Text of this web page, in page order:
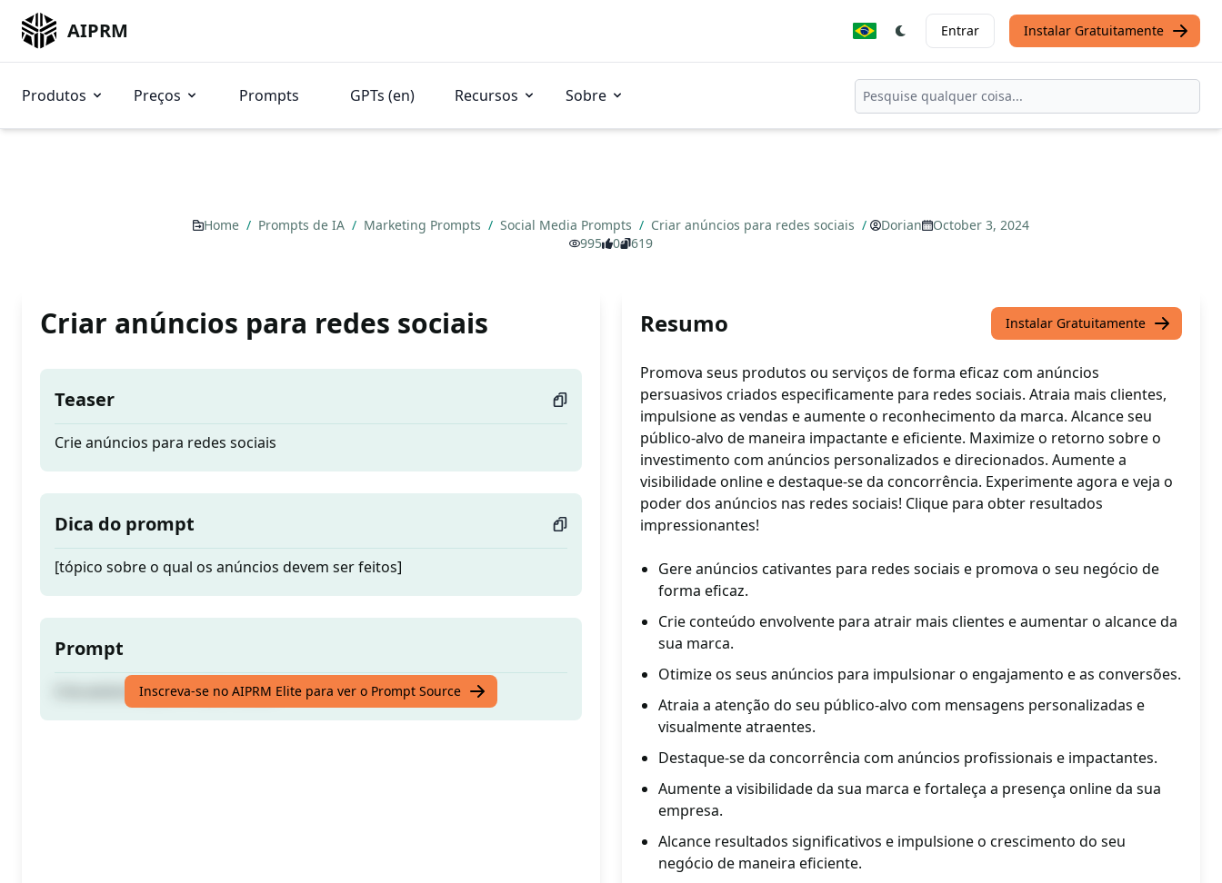
AIPRM Entrar Instalar Gratuitamente
Produtos Preços Prompts GPTs (en) Recursos Sobre
Home / Prompts de IA / Marketing Prompts / Social Media Prompts / Criar anúncios para redes sociais / Dorian
October 3, 2024
995
0 619
Criar anúncios para redes sociais
Teaser
Crie anúncios para redes sociais
Dica do prompt
[tópico sobre o qual os anúncios devem ser feitos]
Prompt
Crie anúncios para redes sociais
Inscreva-se no AIPRM Elite para ver o Prompt Source
Resumo Instalar Gratuitamente
Promova seus produtos ou serviços de forma eficaz com anúncios
persuasivos criados especificamente para redes sociais. Atraia mais clientes,
impulsione as vendas e aumente o reconhecimento da marca. Alcance seu
público-alvo de maneira impactante e eficiente. Maximize o retorno sobre o
investimento com anúncios personalizados e direcionados. Aumente a
visibilidade online e destaque-se da concorrência. Experimente agora e veja o
poder dos anúncios nas redes sociais! Clique para obter resultados
impressionantes!
Gere anúncios cativantes para redes sociais e promova o seu negócio de
forma eficaz.
Crie conteúdo envolvente para atrair mais clientes e aumentar o alcance da
sua marca.
Otimize os seus anúncios para impulsionar o engajamento e as conversões.
Atraia a atenção do seu público-alvo com mensagens personalizadas e
visualmente atraentes.
Destaque-se da concorrência com anúncios profissionais e impactantes.
Aumente a visibilidade da sua marca e fortaleça a presença online da sua
empresa.
Alcance resultados significativos e impulsione o crescimento do seu
negócio de maneira eficiente.